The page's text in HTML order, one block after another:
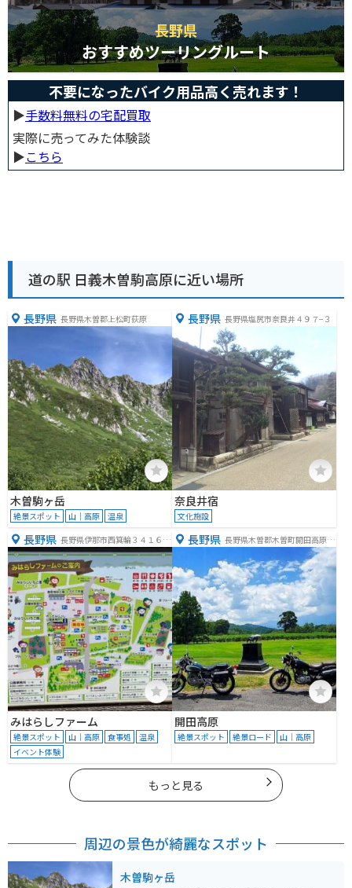
長野県
おすすめツーリングルート
不要になったバイク用品高く売れます！
▶︎手数料無料の宅配買取
実際に売ってみた体験談
▶︎こちら
道の駅 日義木曽駒高原に近い場所
長野県 長野県木曽郡上松町荻原
木曽駒ヶ岳
絶景スポット 山｜高原 温泉
長野県 長野県塩尻市奈良井４９７−３
奈良井宿
文化施設
長野県 長野県伊那市西箕輪３４１６
−１
みはらしファーム
絶景スポット 山｜高原 食事処
温泉
イベント体験
長野県 長野県木曽郡木曽町開田高原西
開田高原
絶景スポット 絶景ロード 山｜高原
もっと見る
周辺の景色が綺麗なスポット
木曽駒ヶ岳